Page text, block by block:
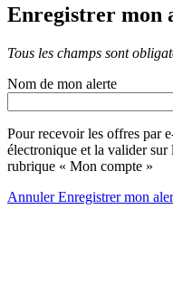
Enregistrer mon
Tous les champs sont
Nom de mon alerte
Pour recevoir les offres par
électronique et la valider sur
rubrique « Mon compte »
AnnulerEnregistrer mon